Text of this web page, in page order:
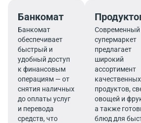
Банкомат
Банкомат
обеспечивает
быстрый и
удобный доступ
к финансовым
операциям — от
снятия наличных
до оплаты услуг
и перевода
средств, что
Современный
супермаркет
предлагает
широкий
ассортимент
качественных
продуктов,
овощей и
а также
блюд для